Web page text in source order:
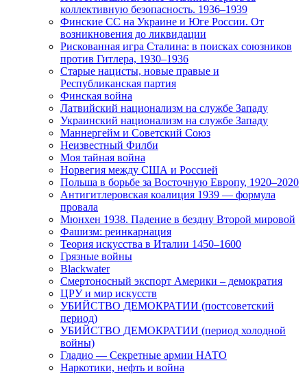
коллективную безопасность. 1936–1939
Финские СС на Украине и Юге России. От
возникновения до ликвидации
Рискованная игра Сталина: в поисках союзников
против Гитлера, 1930–1936
Старые нацисты, новые правые и
Республиканская партия
Финская война
Латвийский национализм на службе Западу
Украинский национализм на службе Западу
Маннергейм и Советский Союз
Неизвестный Филби
Моя тайная война
Норвегия между США и Россией
Польша в борьбе за Восточную Европу, 1920–2020
Антигитлеровская коалиция 1939 — формула
провала
Мюнхен 1938. Падение в бездну Второй мировой
Фашизм: реинкарнация
Теория искусства в Италии 1450–1600
Грязные войны
Blackwater
Смертоносный экспорт Америки – демократия
ЦРУ и мир искусств
УБИЙСТВО ДЕМОКРАТИИ (постсоветский
период)
УБИЙСТВО ДЕМОКРАТИИ (период холодной
войны)
Гладио — Секретные армии НАТО
Наркотики, нефть и война